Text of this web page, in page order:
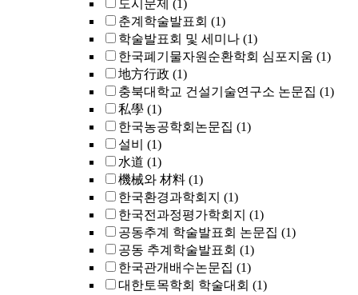
도시문제 (1)
춘계학술발표회 (1)
학술발표회 및 세미나 (1)
한국폐기물자원순환학회 심포지움 (1)
地方行政 (1)
충북대학교 건설기술연구소 논문집 (1)
私學 (1)
한국농공학회논문집 (1)
설비
(1)
水道 (1)
機械와 材料 (1)
한국환경과학회지 (1)
한국전과정평가학회지 (1)
공동추계 학술발표회 논문집 (1)
공동 추계학술발표회 (1)
한국관개배수논문집 (1)
대한토목학회 학술대회 (1)